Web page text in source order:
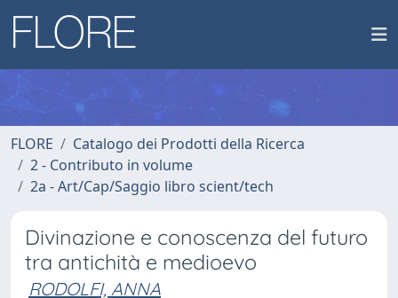
FLORE
Catalogo dei Prodotti della Ricerca
2 - Contributo in volume
2a - Art/Cap/Saggio libro scient/tech
Divinazione e conoscenza del futuro
tra antichità e medioevo
RODOLFI, ANNA